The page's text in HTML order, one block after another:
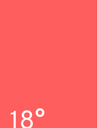
18°